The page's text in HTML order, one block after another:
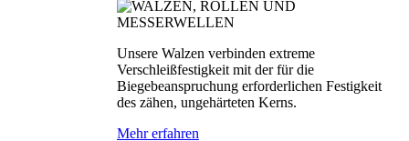
Unsere Walzen verbinden extreme
Verschleißfestigkeit mit der für die
Biegebeanspruchung erforderlichen Festigkeit
des zähen, ungehärteten Kerns.
Mehr erfahren